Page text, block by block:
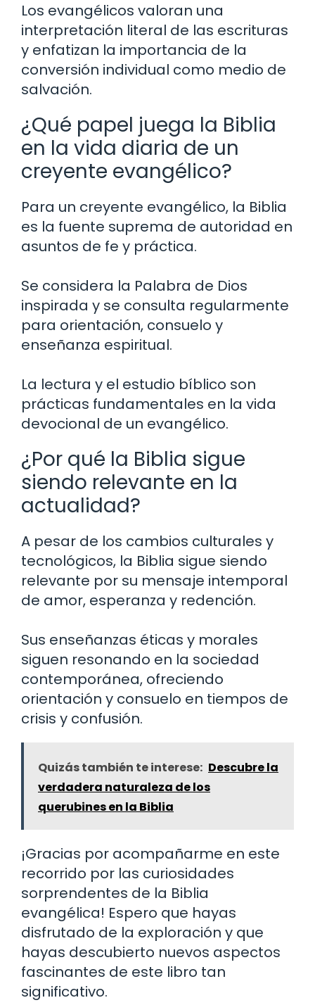
Los evangélicos valoran una
interpretación literal de las escrituras
y enfatizan la importancia de la
conversión individual como medio de
salvación.
¿Qué papel juega la Biblia
en la vida diaria de un
creyente evangélico?
Para un creyente evangélico, la Biblia
es la fuente suprema de autoridad en
asuntos de fe y práctica.
Se considera la Palabra de Dios
inspirada y se consulta regularmente
para orientación, consuelo y
enseñanza espiritual.
La lectura y el estudio bíblico son
prácticas fundamentales en la vida
devocional de un evangélico.
¿Por qué la Biblia sigue
siendo relevante en la
actualidad?
A pesar de los cambios culturales y
tecnológicos, la Biblia sigue siendo
relevante por su mensaje intemporal
de amor, esperanza y redención.
Sus enseñanzas éticas y morales
siguen resonando en la sociedad
contemporánea, ofreciendo
orientación y consuelo en tiempos de
crisis y confusión.
Quizás también te interese: Descubre la
verdadera naturaleza de los
querubines en la Biblia
¡Gracias por acompañarme en este
recorrido por las curiosidades
sorprendentes de la Biblia
evangélica! Espero que hayas
disfrutado de la exploración y que
hayas descubierto nuevos aspectos
fascinantes de este libro tan
significativo.